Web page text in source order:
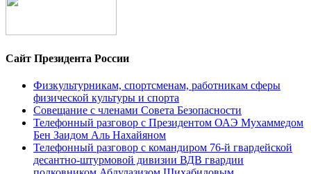
Сайт Президента России
Физкультурникам, спортсменам, работникам сферы
физической культуры и спорта
Совещание с членами Совета Безопасности
Телефонный разговор с Президентом ОАЭ Мухаммедом
Бен Заидом Аль Нахайяном
Телефонный разговор с командиром 76-й гвардейской
десантно-штурмовой дивизии ВДВ гвардии